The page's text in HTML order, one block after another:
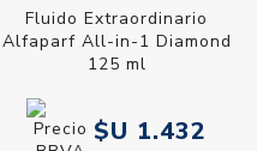
Fluido Extraordinario
Alfaparf All-in-1 Diamond
125 ml
$U 1.432